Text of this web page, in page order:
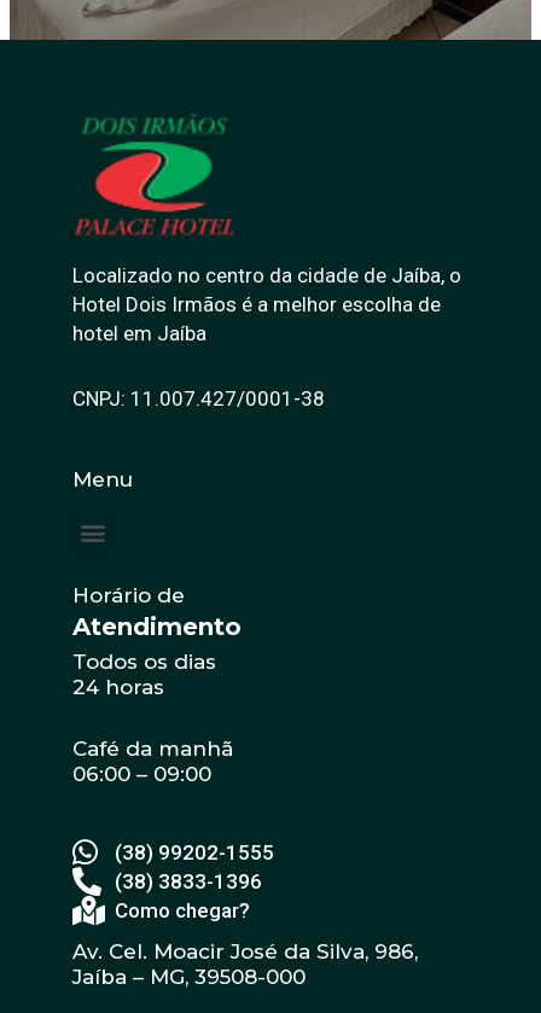
Localizado no centro da cidade de Jaíba, o
Hotel Dois Irmãos é a melhor escolha de
hotel em Jaíba
CNPJ: 11.007.427/0001-38
Menu
Horário de
Atendimento
Todos os dias
24 horas
Café da manhã
06:00 – 09:00
(38) 99202-1555
(38) 3833-1396
Como chegar?
Av. Cel. Moacir José da Silva, 986,
Jaíba – MG, 39508-000